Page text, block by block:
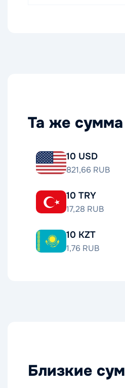
Та же сумма
10 USD
821,66 RUB
10 TRY
17,28 RUB
10 KZT
1,76 RUB
Близкие